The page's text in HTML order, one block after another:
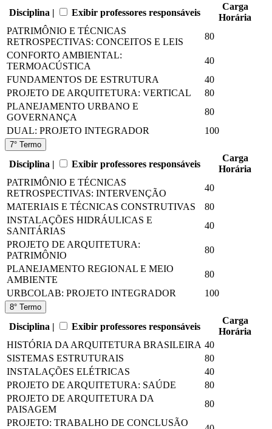
Disciplina | Exibir professores responsáveis
Carga
Horária
PATRIMÔNIO E TÉCNICAS
RETROSPECTIVAS: CONCEITOS E LEIS
80
CONFORTO AMBIENTAL:
TERMOACÚSTICA
40
FUNDAMENTOS DE ESTRUTURA
40
PROJETO DE ARQUITETURA: VERTICAL
80
PLANEJAMENTO URBANO E
GOVERNANÇA
80
DUAL: PROJETO INTEGRADOR
100
7° Termo
Disciplina | Exibir professores responsáveis
Carga
Horária
PATRIMÔNIO E TÉCNICAS
RETROSPECTIVAS: INTERVENÇÃO
40
MATERIAIS E TÉCNICAS CONSTRUTIVAS
80
INSTALAÇÕES HIDRÁULICAS E
SANITÁRIAS
40
PROJETO DE ARQUITETURA:
PATRIMÔNIO
80
PLANEJAMENTO REGIONAL E MEIO
AMBIENTE
80
URBCOLAB: PROJETO INTEGRADOR
100
8° Termo
Disciplina | Exibir professores responsáveis
Carga
Horária
HISTÓRIA DA ARQUITETURA BRASILEIRA 40
SISTEMAS ESTRUTURAIS
80
INSTALAÇÕES ELÉTRICAS
40
PROJETO DE ARQUITETURA: SAÚDE
80
PROJETO DE ARQUITETURA DA
PAISAGEM
80
PROJETO: TRABALHO DE CONCLUSÃO